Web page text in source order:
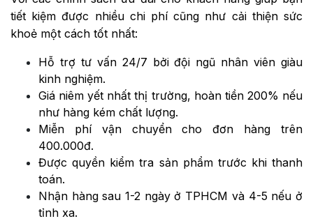
tiết kiệm được nhiều chi phí cũng như cải thiện sức
khoẻ một cách tốt nhất:
Hỗ trợ tư vấn 24/7 bởi đội ngũ nhân viên giàu
kinh nghiệm.
Giá niêm yết nhất thị trường, hoàn tiền 200% nếu
như hàng kém chất lượng.
Miễn phí vận chuyển cho đơn hàng trên
400.000đ.
Được quyền kiểm tra sản phẩm trước khi thanh
toán.
Nhận hàng sau 1-2 ngày ở TPHCM và 4-5 nếu ở
tỉnh xa.